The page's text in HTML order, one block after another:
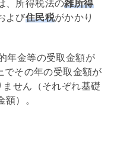
、所得税法の雑所得
よび住民税がかかり
年金等の受取金額が
でその年の受取金額が
せん（それぞれ基礎
）。